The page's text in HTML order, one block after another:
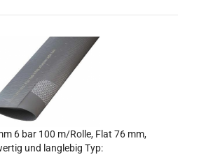
6 bar 100 m/Rolle, Flat 76 mm,
und langlebig Typ: